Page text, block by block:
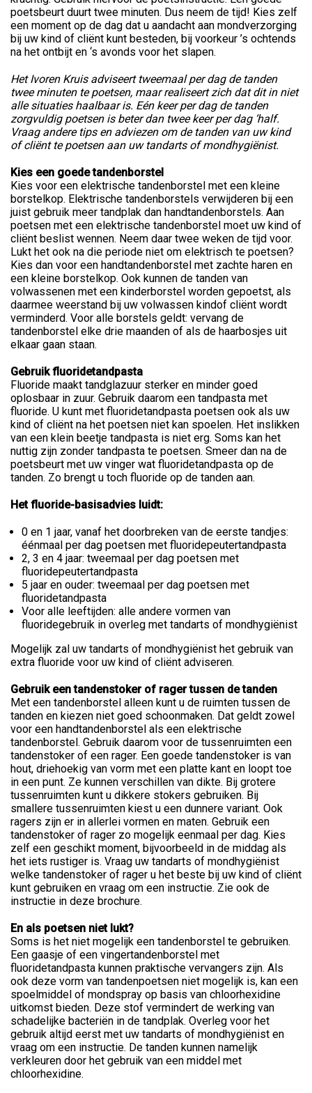
poetsbeurt duurt twee minuten. Dus neem de tijd! Kies zelf
een moment op de dag dat u aandacht aan mondverzorging
bij uw kind of cliënt kunt besteden, bij voorkeur ’s ochtends
na het ontbijt en ‘s avonds voor het slapen.
Het Ivoren Kruis adviseert tweemaal per dag de tanden
twee minuten te poetsen, maar realiseert zich dat dit in niet
alle situaties haalbaar is. Eén keer per dag de tanden
zorgvuldig poetsen is beter dan twee keer per dag ‘half.
Vraag andere tips en adviezen om de tanden van uw kind
of cliënt te poetsen aan uw tandarts of mondhygiënist.
Kies een goede tandenborstel
Kies voor een elektrische tandenborstel met een kleine
borstelkop. Elektrische tandenborstels verwijderen bij een
juist gebruik meer tandplak dan handtandenborstels. Aan
poetsen met een elektrische tandenborstel moet uw kind of
cliënt beslist wennen. Neem daar twee weken de tijd voor.
Lukt het ook na die periode niet om elektrisch te poetsen?
Kies dan voor een handtandenborstel met zachte haren en
een kleine borstelkop. Ook kunnen de tanden van
volwassenen met een kinderborstel worden gepoetst, als
daarmee weerstand bij uw volwassen kindof cliënt wordt
verminderd. Voor alle borstels geldt: vervang de
tandenborstel elke drie maanden of als de haarbosjes uit
elkaar gaan staan.
Gebruik fluoridetandpasta
Fluoride maakt tandglazuur sterker en minder goed
oplosbaar in zuur. Gebruik daarom een tandpasta met
fluoride. U kunt met fluoridetandpasta poetsen ook als uw
kind of cliënt na het poetsen niet kan spoelen. Het inslikken
van een klein beetje tandpasta is niet erg. Soms kan het
nuttig zijn zonder tandpasta te poetsen. Smeer dan na de
poetsbeurt met uw vinger wat fluoridetandpasta op de
tanden. Zo brengt u toch fluoride op de tanden aan.
Het fluoride-basisadvies luidt:
0 en 1 jaar, vanaf het doorbreken van de eerste tandjes:
éénmaal per dag poetsen met fluoridepeutertandpasta
2, 3 en 4 jaar: tweemaal per dag poetsen met
fluoridepeutertandpasta
5 jaar en ouder: tweemaal per dag poetsen met
fluoridetandpasta
Voor alle leeftijden: alle andere vormen van
fluoridegebruik in overleg met tandarts of mondhygiënist
Mogelijk zal uw tandarts of mondhygiënist het gebruik van
extra fluoride voor uw kind of cliënt adviseren.
Gebruik een tandenstoker of rager tussen de tanden
Met een tandenborstel alleen kunt u de ruimten tussen de
tanden en kiezen niet goed schoonmaken. Dat geldt zowel
voor een handtandenborstel als een elektrische
tandenborstel. Gebruik daarom voor de tussenruimten een
tandenstoker of een rager. Een goede tandenstoker is van
hout, driehoekig van vorm met een platte kant en loopt toe
in een punt. Ze kunnen verschillen van dikte. Bij grotere
tussenruimten kunt u dikkere stokers gebruiken. Bij
smallere tussenruimten kiest u een dunnere variant. Ook
ragers zijn er in allerlei vormen en maten. Gebruik een
tandenstoker of rager zo mogelijk eenmaal per dag. Kies
zelf een geschikt moment, bijvoorbeeld in de middag als
het iets rustiger is. Vraag uw tandarts of mondhygiënist
welke tandenstoker of rager u het beste bij uw kind of cliënt
kunt gebruiken en vraag om een instructie. Zie ook de
instructie in deze brochure.
En als poetsen niet lukt?
Soms is het niet mogelijk een tandenborstel te gebruiken.
Een gaasje of een vingertandenborstel met
fluoridetandpasta kunnen praktische vervangers zijn. Als
ook deze vorm van tandenpoetsen niet mogelijk is, kan een
spoelmiddel of mondspray op basis van chloorhexidine
uitkomst bieden. Deze stof vermindert de werking van
schadelijke bacteriën in de tandplak. Overleg voor het
gebruik altijd eerst met uw tandarts of mondhygiënist en
vraag om een instructie. De tanden kunnen namelijk
verkleuren door het gebruik van een middel met
chloorhexidine.